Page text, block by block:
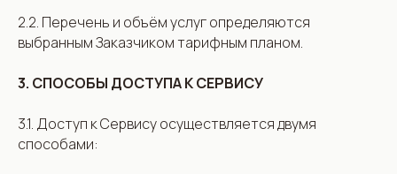
2.2. Перечень и объём услуг определяются
выбранным Заказчиком тарифным планом.
3. СПОСОБЫ ДОСТУПА К СЕРВИСУ
3.1. Доступ к Сервису осуществляется двумя
способами: